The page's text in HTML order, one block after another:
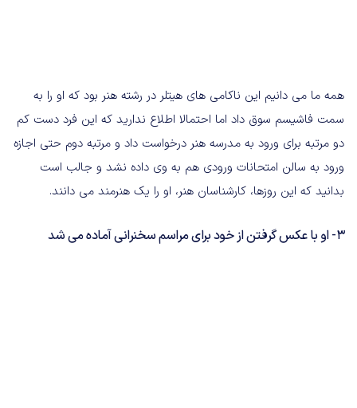
همه ما می دانیم این ناکامی های هیتلر در رشته هنر بود که او را به
سمت فاشیسم سوق داد اما احتمالا اطلاع ندارید که این فرد دست کم
دو مرتبه برای ورود به مدرسه هنر درخواست داد و مرتبه دوم حتی اجازه
ورود به سالن امتحانات ورودی هم به وی داده نشد و جالب است
بدانید که این روزها، کارشناسان هنر، او را یک هنرمند می دانند.
3- او با عکس گرفتن از خود برای مراسم سخنرانی آماده می شد